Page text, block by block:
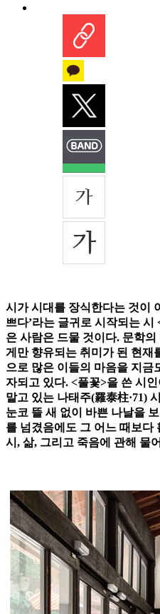
시가 시대를 장식한다는 것이
쁘다’라는 글귀로 시작되는
은 사람은 드물 것이다. 문학
게만 향유되는 취미가 된 현재
으로 많은 이들의 마음을 지금
자되고 있다. <풀꽃>을 쓴 시
맡고 있는 나태주(羅泰柱·71)
눈코 뜰 새 없이 바쁜 나날을
를 넘겼음에도 그 어느 때보다
시, 삶, 그리고 죽음에 관해 물